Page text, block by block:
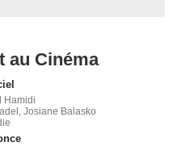
au Cinéma
Hamidi
Josiane Balasko